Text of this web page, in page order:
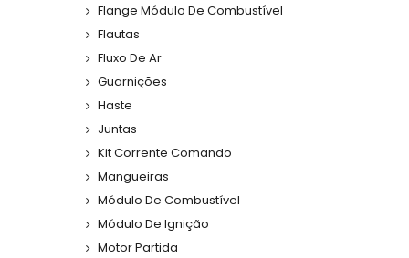
Flange Módulo De Combustível
Flautas
Fluxo De Ar
Guarnições
Haste
Juntas
Kit Corrente Comando
Mangueiras
Módulo De Combustível
Módulo De Ignição
Motor Partida